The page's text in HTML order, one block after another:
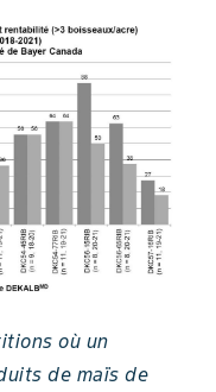
où un
de maïs de